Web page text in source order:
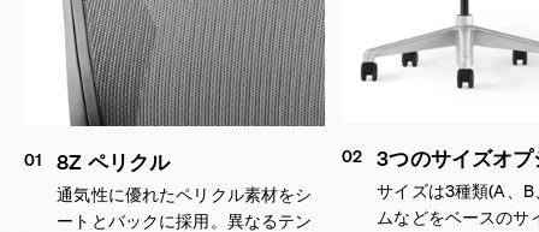
01 8Z ペリクル
通気性に優れたペリクル素材をシ
ートとバックに採用。異なるテン
02 3つのサイズオプ
サイズは3種類(A、
ムなどをベースのサ